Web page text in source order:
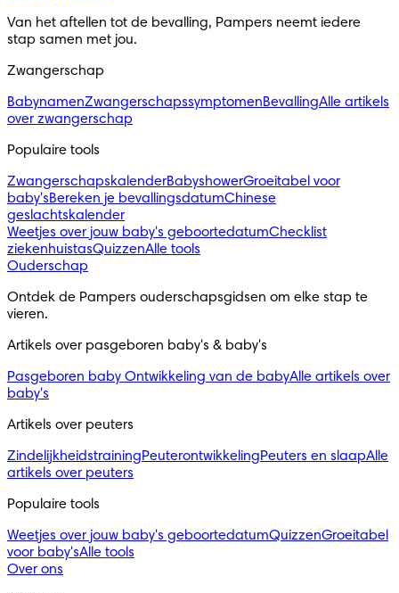
Van het aftellen tot de bevalling, Pampers neemt iedere
stap samen met jou.
Zwangerschap
BabynamenZwangerschapssymptomenBevallingAlle artikels
over zwangerschap
Populaire tools
ZwangerschapskalenderBabyshowerGroeitabel voor
baby'sBereken je bevallingsdatumChinese
geslachtskalender
Weetjes over jouw baby's geboortedatumChecklist
ziekenhuistasQuizzenAlle tools
Ouderschap
Ontdek de Pampers ouderschapsgidsen om elke stap te
vieren.
Artikels over pasgeboren baby's & baby's
Pasgeboren baby Ontwikkeling van de babyAlle artikels over
baby's
Artikels over peuters
ZindelijkheidstrainingPeuterontwikkelingPeuters en slaapAlle
artikels over peuters
Populaire tools
Weetjes over jouw baby's geboortedatumQuizzenGroeitabel
voor baby'sAlle tools
Over ons